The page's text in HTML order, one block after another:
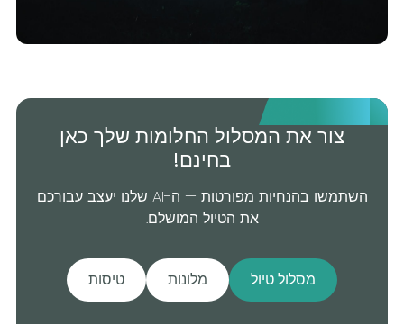
צור את המסלול החלומות שלך כאן
בחינם!
השתמשו בהנחיות מפורטות — ה-AI שלנו יעצב עבורכם
את הטיול המושלם.
מסלול טיול מלונות טיסות